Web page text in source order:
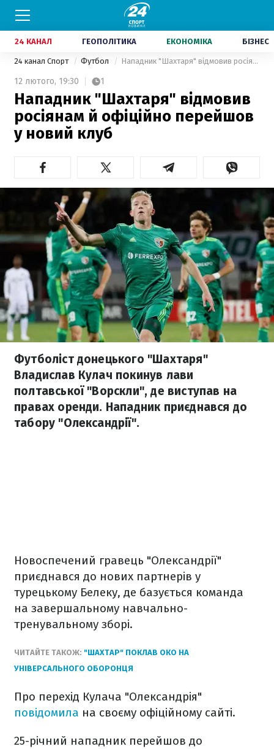
24 КАНАЛ ГЕОПОЛІТИКА ЕКОНОМІКА БІЗНЕС
24 канал Спорт Футбол Нападник "Шахтаря" відмовив росіянам й офіційно перейшов у новий клуб
12 лютого, 19:30 1
Нападник "Шахтаря" відмовив
росіянам й офіційно перейшов
у новий клуб
Футболіст донецького "Шахтаря"
Владислав Кулач покинув лави
полтавської "Ворскли", де виступав на
правах оренди. Нападник приєднався до
табору "Олександрії".
Новоспечений гравець "Олександрії"
приєднався до нових партнерів у
турецькому Белеку, де базується команда
на завершальному навчально-
тренувальному зборі.
ЧИТАЙТЕ ТАКОЖ: "ШАХТАР" ПОКЛАВ ОКО НА
УНІВЕРСАЛЬНОГО ОБОРОНЦЯ
Про перехід Кулача "Олександрія"
повідомила на своєму офіційному сайті.
25-річний нападник перейшов до